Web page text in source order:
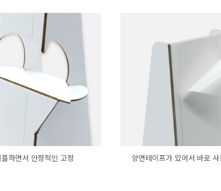
하면서 안정적인 고정 양면테이프가 있어서 바로